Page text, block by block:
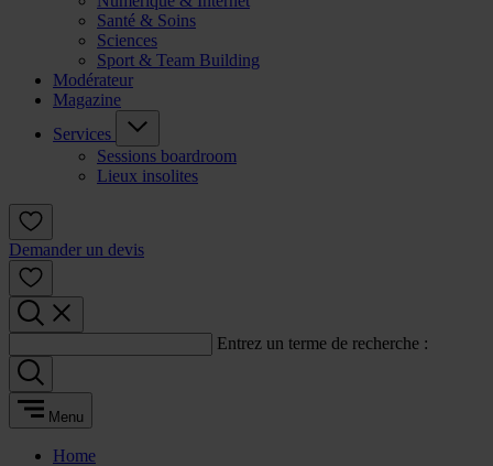
Santé & Soins
Sciences
Sport & Team Building
Modérateur
Magazine
Services
Sessions boardroom
Lieux insolites
Demander un devis
Entrez un terme de recherche :
Menu
Home